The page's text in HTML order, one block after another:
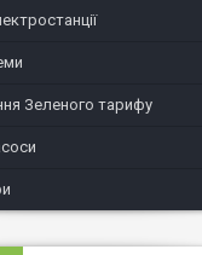
Зеленого тарифу